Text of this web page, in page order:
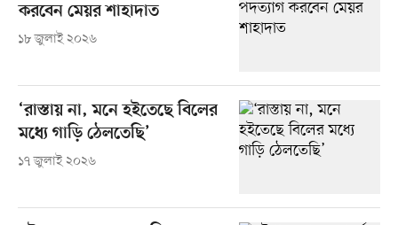
করবেন মেয়র শাহাদাত
১৮ জুলাই ২০২৬
‘রাস্তায় না, মনে হইতেছে বিলের
মধ্যে গাড়ি ঠেলতেছি’
১৭ জুলাই ২০২৬